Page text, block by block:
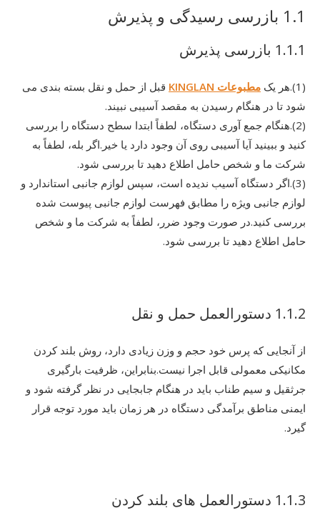
1.1 بازرسی رسیدگی و پذیرش
1.1.1 بازرسی پذیرش
(1).هر یک مطبوعات KINGLAN
قبل از حمل و نقل بسته بندی می
شود تا در هنگام رسیدن به مقصد آسیبی نبیند.
(2).هنگام جمع آوری دستگاه، لطفاً ابتدا سطح دستگاه را بررسی
کنید و ببینید آیا آسیبی روی آن وجود دارد یا خیر.اگر بله، لطفاً به
شرکت ما و شخص حامل اطلاع دهید تا بررسی شود.
(3).اگر دستگاه آسیب ندیده است، سپس لوازم جانبی استاندارد و
لوازم جانبی ویژه را مطابق فهرست لوازم جانبی پیوست شده
بررسی کنید.در صورت وجود ضرر، لطفاً به شرکت ما و شخص
حامل اطلاع دهید تا بررسی شود.
1.1.2 دستورالعمل حمل و نقل
از آنجایی که پرس خود حجم و وزن زیادی دارد، روش بلند کردن
مکانیکی معمولی قابل اجرا نیست.بنابراین، ظرفیت بارگیری
جرثقیل و سیم طناب باید در هنگام جابجایی در نظر گرفته شود و
ایمنی مناطق برآمدگی دستگاه در هر زمان باید مورد توجه قرار
گیرد.
1.1.3 دستورالعمل های بلند کردن